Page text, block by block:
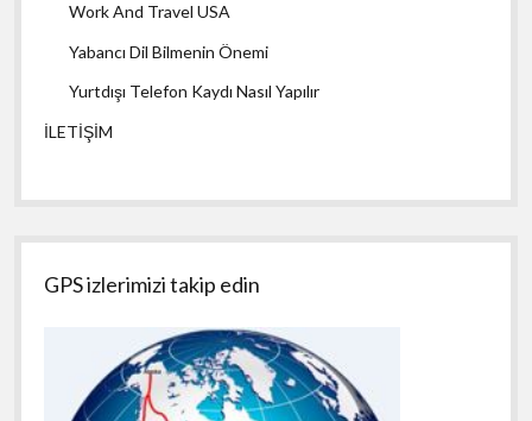
Work And Travel USA
Yabancı Dil Bilmenin Önemi
Yurtdışı Telefon Kaydı Nasıl Yapılır
İLETİŞİM
GPS izlerimizi takip edin